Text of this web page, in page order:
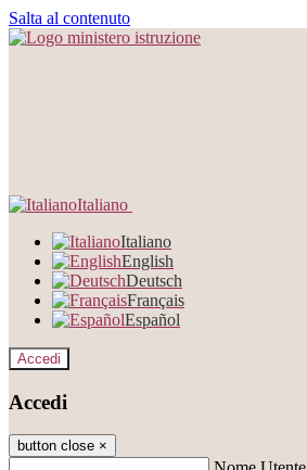
Salta al contenuto
Italiano
Italiano
English
Deutsch
Français
Español
Accedi
Accedi
button close ×